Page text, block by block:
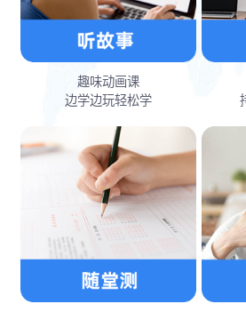
趣味动画课
边学边玩轻松学